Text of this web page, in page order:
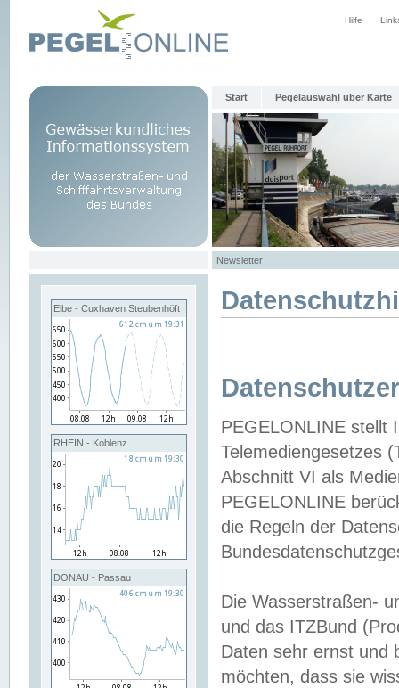
Hilfe
Start Pegelauswahl über Karte
Newsletter
Elbe - Cuxhaven Steubenhöft
RHEIN - Koblenz
DONAU - Passau
PEGELONLINE stellt
Telemediengesetzes
Abschnitt VI als
PEGELONLINE
die Regeln der
Die Wasserstraßen-
und das ITZBund
Daten sehr ernst und
möchten, dass sie